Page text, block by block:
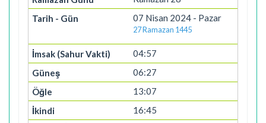
07 Nisan 2024 - Pazar
27 Ramazan 1445
04:57
06:27
13:07
16:45